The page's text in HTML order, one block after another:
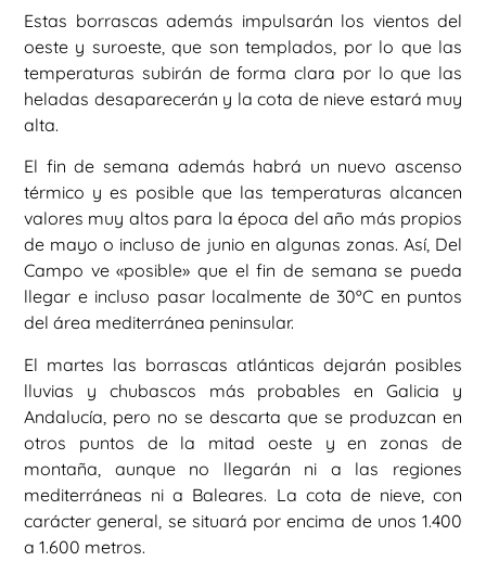
Estas borrascas además impulsarán los vientos del
oeste y suroeste, que son templados, por lo que las
temperaturas subirán de forma clara por lo que las
heladas desaparecerán y la cota de nieve estará muy
alta.
El fin de semana además habrá un nuevo ascenso
térmico y es posible que las temperaturas alcancen
valores muy altos para la época del año más propios
de mayo o incluso de junio en algunas zonas. Así, Del
Campo ve «posible» que el fin de semana se pueda
llegar e incluso pasar localmente de 30ºC en puntos
del área mediterránea peninsular.
El martes las borrascas atlánticas dejarán posibles
lluvias y chubascos más probables en Galicia y
Andalucía, pero no se descarta que se produzcan en
otros puntos de la mitad oeste y en zonas de
montaña, aunque no llegarán ni a las regiones
mediterráneas ni a Baleares. La cota de nieve, con
carácter general, se situará por encima de unos 1.400
a 1.600 metros.